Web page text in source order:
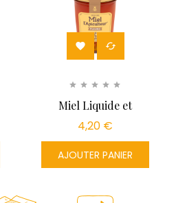
 
Miel Liquide et
Savoureux...
4,20 €
AJOUTER PANIER